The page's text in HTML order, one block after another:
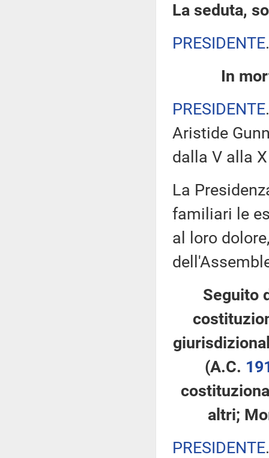
La seduta,
PRESIDENTE
In
PRESIDENTE
Aristide
dalla V alla
La
familiari le
al loro
Seguito
(A.C.
altri;
PRESIDENTE